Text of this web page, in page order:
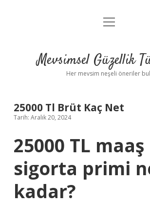
Anasayfa
Yasal Uyarı
menüyü
Mevsimsel Güzellik
Her mevsim neşeli öneriler
25000 Tl Brüt Kaç Net
Tarih: Aralık 20, 2024
25000 TL maaş
sigorta primi
kadar?